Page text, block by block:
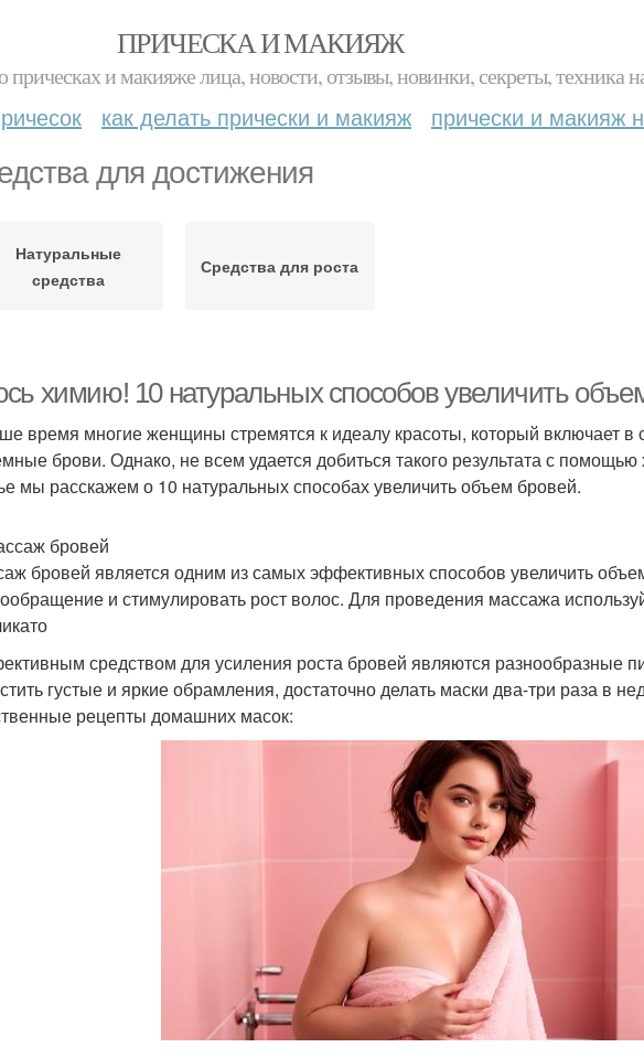
ПРИЧЕСКА И МАКИЯЖ
и макияже лица, новости, отзывы, новинки, секреты, техника
как делать прически и макияж прически и макияж
для достижения
Натуральные
средства
Средства для роста
химию! 10 натуральных способов увеличить
время многие женщины стремятся к идеалу красоты, который включает в
брови. Однако, не всем удается добиться такого результата с помощью
мы расскажем о 10 натуральных способах увеличить объем бровей.
бровей
бровей является одним из самых эффективных способов увеличить
и стимулировать рост волос. Для проведения массажа
средством для усиления роста бровей являются разнообразные
густые и яркие обрамления, достаточно делать маски два-три раза в
рецепты домашних масок: